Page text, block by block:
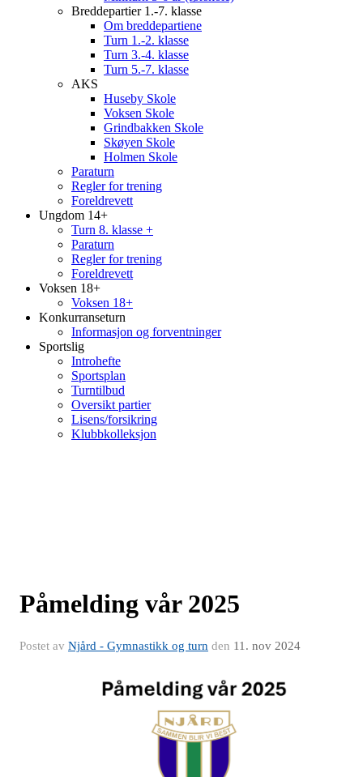
Breddepartier 1.-7. klasse
Om breddepartiene
Turn 1.-2. klasse
Turn 3.-4. klasse
Turn 5.-7. klasse
AKS
Huseby Skole
Voksen Skole
Grindbakken Skole
Skøyen Skole
Holmen Skole
Paraturn
Regler for trening
Foreldrevett
Ungdom 14+
Turn 8. klasse +
Paraturn
Regler for trening
Foreldrevett
Voksen 18+
Voksen 18+
Konkurranseturn
Informasjon og forventninger
Sportslig
Introhefte
Sportsplan
Turntilbud
Oversikt partier
Lisens/forsikring
Klubbkolleksjon
Påmelding vår 2025
Postet av Njård - Gymnastikk og turn den 11. nov 2024